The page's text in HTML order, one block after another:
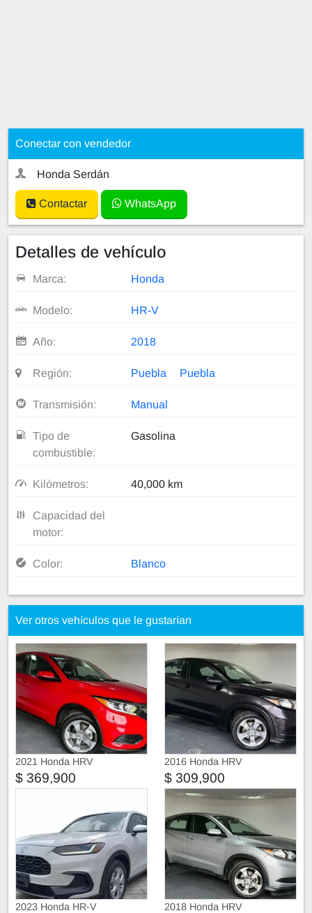
Conectar con vendedor
Honda Serdán
Contactar WhatsApp
Detalles de vehículo
Marca: Honda
Modelo: HR-V
Año: 2018
Región: Puebla Puebla
Transmisión: Manual
Tipo de
combustible:
Gasolina
Kilómetros: 40,000 km
Capacidad del
motor:
Color: Blanco
Ver otros vehículos que le gustarían
2021 Honda HRV
$ 369,900
2016 Honda HRV
$ 309,900
2023 Honda HR-V 2018 Honda HRV